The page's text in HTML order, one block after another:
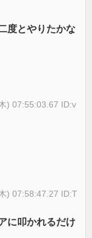
度とやりたかな
) 07:55:03.67 ID:v
) 07:58:47.27 ID:T
に叩かれるだけ